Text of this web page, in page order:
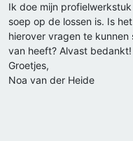
Ik doe mijn
soep op de lossen is. Is
hierover vragen te kunnen
van heeft? Alvast bedankt!
Groetjes,
Noa van der Heide